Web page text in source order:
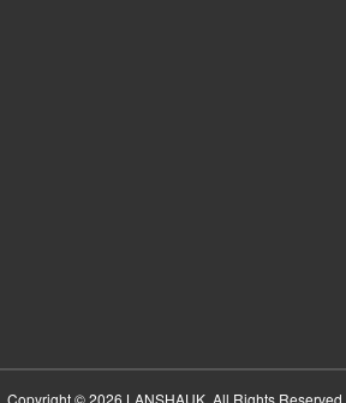
Copyright © 2026 LANSHAUK. All Rights Reserved.